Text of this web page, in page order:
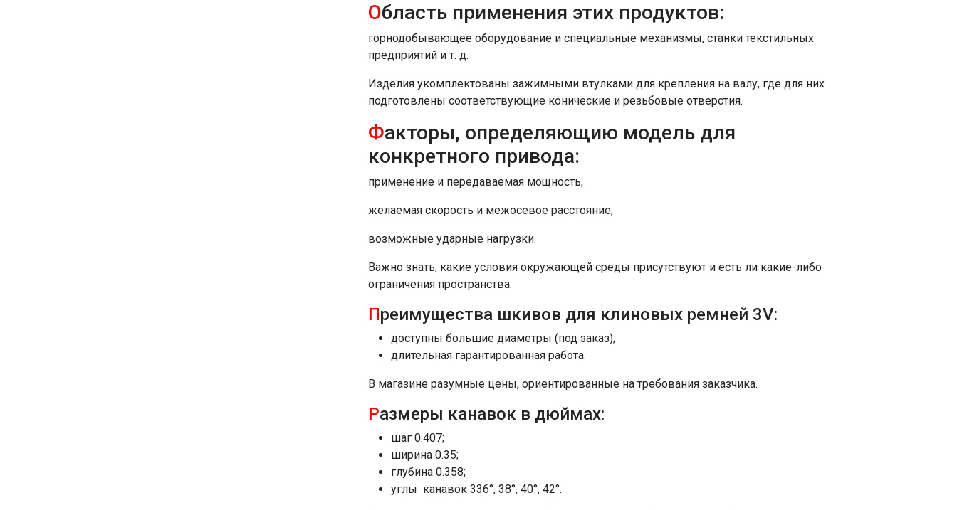
Область применения этих продуктов:
горнодобывающее оборудование и специальные механизмы, станки текстильных
предприятий и т. д.
Изделия укомплектованы зажимными втулками для крепления на валу, где для них
подготовлены соответствующие конические и резьбовые отверстия.
Факторы, определяющию модель для
конкретного привода:
применение и передаваемая мощность;
желаемая скорость и межосевое расстояние;
возможные ударные нагрузки.
Важно знать, какие условия окружающей среды присутствуют и есть ли какие-либо
ограничения пространства.
Преимущества шкивов для клиновых ремней 3V:
доступны большие диаметры (под заказ);
длительная гарантированная работа.
В магазине разумные цены, ориентированные на требования заказчика.
Размеры канавок в дюймах:
шаг 0.407;
ширина 0.35;
глубина 0.358;
углы канавок 336°, 38°, 40°, 42°.